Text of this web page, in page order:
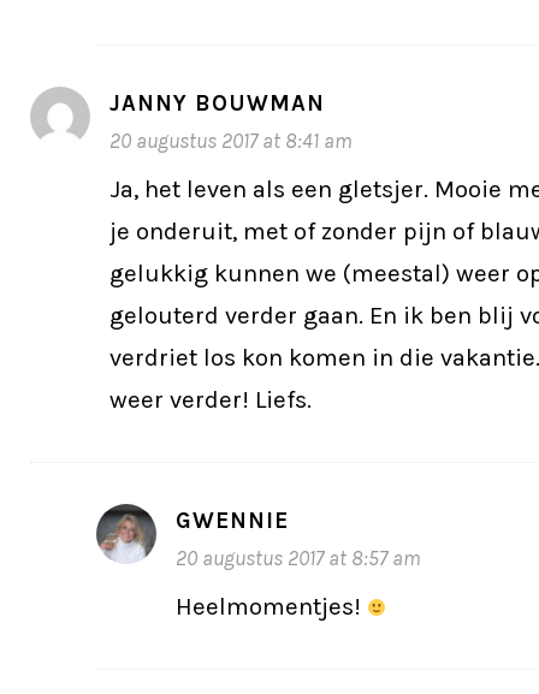
JANNY BOUWMAN
20 augustus 2017 at 8:41 am
Ja, het leven als een gletsjer. Mooie
je onderuit, met of zonder pijn of
gelukkig kunnen we (meestal) weer
gelouterd verder gaan. En ik ben blij
verdriet los kon komen in die
weer verder! Liefs.
GWENNIE
20 augustus 2017 at 8:57 am
Heelmomentjes!